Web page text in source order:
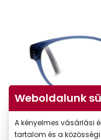
Weboldalunk
A kényelmes vásárlási
tartalom és a